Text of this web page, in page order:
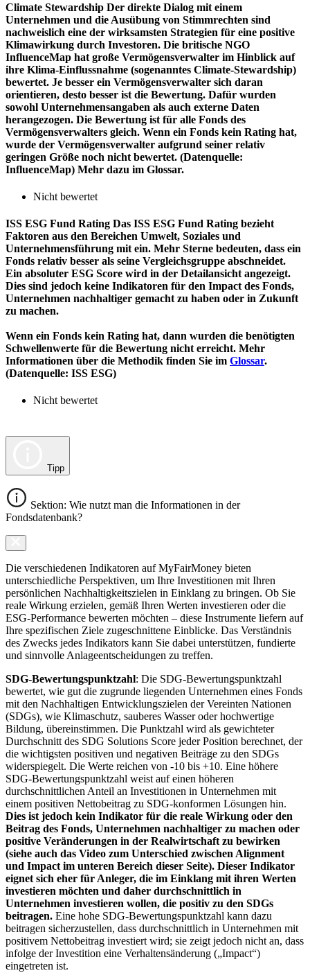
Climate Stewardship Der direkte Dialog mit einem
Unternehmen und die Ausübung von Stimmrechten sind
nachweislich eine der wirksamsten Strategien für eine positive
Klimawirkung durch Investoren. Die britische NGO
InfluenceMap hat große Vermögensverwalter im Hinblick auf
ihre Klima-Einflussnahme (sogenanntes Climate-Stewardship)
bewertet. Je besser ein Vermögensverwalter sich daran
orientieren, desto besser ist die Bewertung. Dafür wurden
sowohl Unternehmensangaben als auch externe Daten
herangezogen. Die Bewertung ist für alle Fonds des
Vermögensverwalters gleich. Wenn ein Fonds kein Rating hat,
wurde der Vermögensverwalter aufgrund seiner relativ
geringen Größe noch nicht bewertet. (Datenquelle:
InfluenceMap) Mehr dazu im Glossar.
Nicht bewertet
ISS ESG Fund Rating Das ISS ESG Fund Rating bezieht
Faktoren aus den Bereichen Umwelt, Soziales und
Unternehmensführung mit ein. Mehr Sterne bedeuten, dass ein
Fonds relativ besser als seine Vergleichsgruppe abschneidet.
Ein absoluter ESG Score wird in der Detailansicht angezeigt.
Dies sind jedoch keine Indikatoren für den Impact des Fonds,
Unternehmen nachhaltiger gemacht zu haben oder in Zukunft
zu machen.
Wenn ein Fonds kein Rating hat, dann wurden die benötigten
Schwellenwerte für die Bewertung nicht erreicht. Mehr
Informationen über die Methodik finden Sie im Glossar.
(Datenquelle: ISS ESG)
Nicht bewertet
Tipp
Sektion: Wie nutzt man die Informationen in der
Fondsdatenbank?
Die verschiedenen Indikatoren auf MyFairMoney bieten
unterschiedliche Perspektiven, um Ihre Investitionen mit Ihren
persönlichen Nachhaltigkeitszielen in Einklang zu bringen. Ob Sie
reale Wirkung erzielen, gemäß Ihren Werten investieren oder die
ESG-Performance bewerten möchten – diese Instrumente liefern auf
Ihre spezifischen Ziele zugeschnittene Einblicke. Das Verständnis
des Zwecks jedes Indikators kann Sie dabei unterstützen, fundierte
und sinnvolle Anlageentscheidungen zu treffen.
SDG-Bewertungspunktzahl: Die SDG-Bewertungspunktzahl
bewertet, wie gut die zugrunde liegenden Unternehmen eines Fonds
mit den Nachhaltigen Entwicklungszielen der Vereinten Nationen
(SDGs), wie Klimaschutz, sauberes Wasser oder hochwertige
Bildung, übereinstimmen. Die Punktzahl wird als gewichteter
Durchschnitt des SDG Solutions Score jeder Position berechnet, der
die wichtigsten positiven und negativen Beiträge zu den SDGs
widerspiegelt. Die Werte reichen von -10 bis +10. Eine höhere
SDG-Bewertungspunktzahl weist auf einen höheren
durchschnittlichen Anteil an Investitionen in Unternehmen mit
einem positiven Nettobeitrag zu SDG-konformen Lösungen hin.
Dies ist jedoch kein Indikator für die reale Wirkung oder den
Beitrag des Fonds, Unternehmen nachhaltiger zu machen oder
positive Veränderungen in der Realwirtschaft zu bewirken
(siehe auch das Video zum Unterschied zwischen Alignment
und Impact im unteren Bereich dieser Seite). Dieser Indikator
eignet sich eher für Anleger, die im Einklang mit ihren Werten
investieren möchten und daher durchschnittlich in
Unternehmen investieren wollen, die positiv zu den SDGs
beitragen. Eine hohe SDG-Bewertungspunktzahl kann dazu
beitragen sicherzustellen, dass durchschnittlich in Unternehmen mit
positivem Nettobeitrag investiert wird; sie zeigt jedoch nicht an, dass
infolge der Investition eine Verhaltensänderung („Impact“)
eingetreten ist.